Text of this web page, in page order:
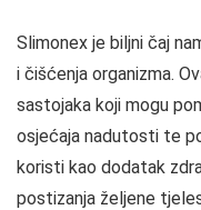
Slimonex je biljni čaj
i čišćenja organizma.
sastojaka koji mogu
osjećaja nadutosti te
koristi kao dodatak
postizanja željene